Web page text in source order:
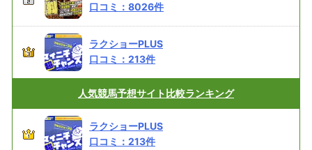
口コミ： 8026件
ラクショーPLUS
口コミ： 213件
人気競馬予想サイト 比較ランキング
ラクショーPLUS
口コミ： 213件